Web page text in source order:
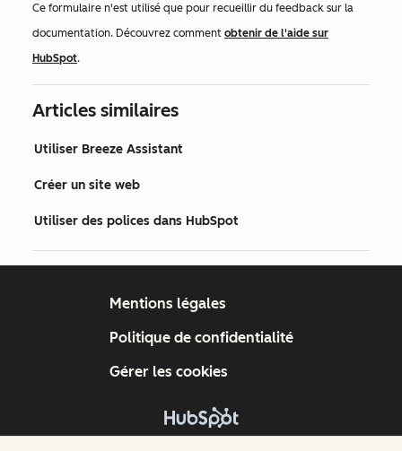
Ce formulaire n'est utilisé que pour recueillir du feedback sur la
documentation. Découvrez comment obtenir de l'aide sur
HubSpot.
Articles similaires
Utiliser Breeze Assistant
Créer un site web
Utiliser des polices dans HubSpot
Mentions légales
Politique de confidentialité
Gérer les cookies